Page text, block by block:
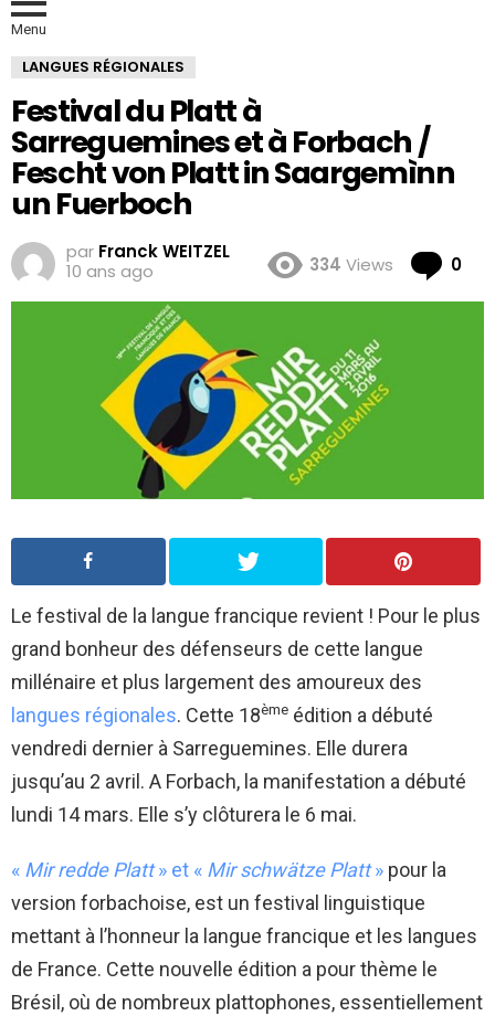
Menu
LANGUES RÉGIONALES
Festival du Platt à
Sarreguemines et à Forbach /
Fescht von Platt in Saargemìnn
un Fuerboch
par Franck WEITZEL
10 ans ago
334 Views 0
Le festival de la langue francique revient ! Pour le plus
grand bonheur des défenseurs de cette langue
millénaire et plus largement des amoureux des
langues régionales. Cette 18ème édition a débuté
vendredi dernier à Sarreguemines. Elle durera
jusqu’au 2 avril. A Forbach, la manifestation a débuté
lundi 14 mars. Elle s’y clôturera le 6 mai.
« Mir redde Platt» et « Mir schwätze Platt» pour la
version forbachoise, est un festival linguistique
mettant à l’honneur la langue francique et les langues
de France. Cette nouvelle édition a pour thème le
Brésil, où de nombreux plattophones, essentiellement